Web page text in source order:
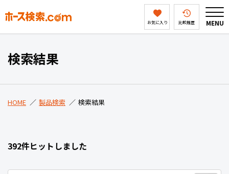
お気に入り 比較履歴 MENU
製品検索
会社案内
検索結果
HOME 製品検索 検索結果
392件ヒットしました